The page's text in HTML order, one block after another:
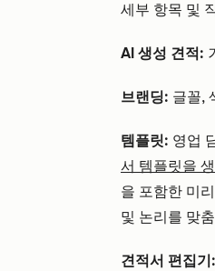
세부 항목 및
AI 생성 견적:
브랜딩: 글꼴,
템플릿: 영업
서 템플릿을
을 포함한 미
및 논리를 맞
견적서 편집기: